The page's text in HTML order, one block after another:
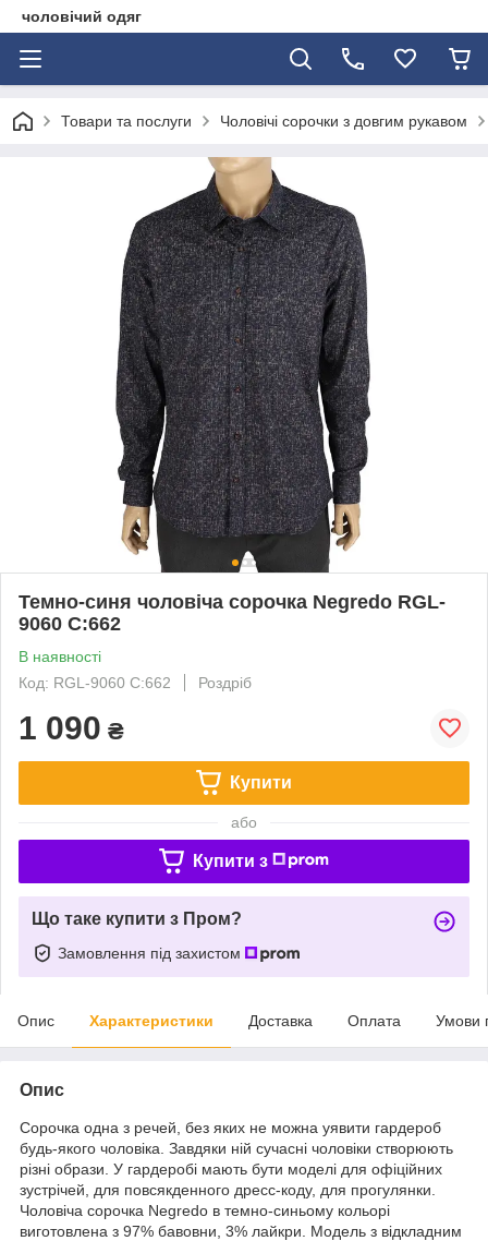
чоловічий одяг
Товари та послуги Чоловічі сорочки з довгим рукавом
Темно-синя чоловіча сорочка Negredo RGL-
9060 C:662
В наявності
Код: RGL-9060 C:662
Роздріб
1 090 ₴
Купити
або
Купити з
Що таке купити з Пром?
Замовлення під захистом
Опис Характеристики Доставка Оплата Умови
Опис
Сорочка одна з речей, без яких не можна уявити гардероб
будь-якого чоловіка. Завдяки ній сучасні чоловіки створюють
різні образи. У гардеробі мають бути моделі для офіційних
зустрічей, для повсякденного дресс-коду, для прогулянки.
Чоловіча сорочка Negredo в темно-синьому кольорі
виготовлена з 97% бавовни, 3% лайкри. Модель з відкладним